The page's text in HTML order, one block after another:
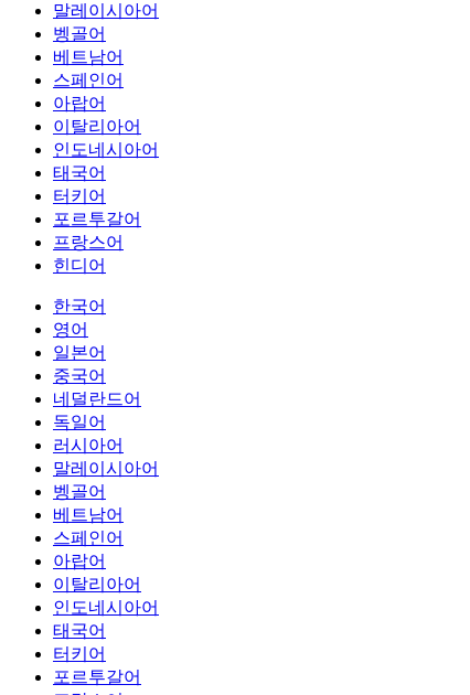
말레이시아어
벵골어
베트남어
스페인어
아랍어
이탈리아어
인도네시아어
태국어
터키어
포르투갈어
프랑스어
힌디어
한국어
영어
일본어
중국어
네덜란드어
독일어
러시아어
말레이시아어
벵골어
베트남어
스페인어
아랍어
이탈리아어
인도네시아어
태국어
터키어
포르투갈어